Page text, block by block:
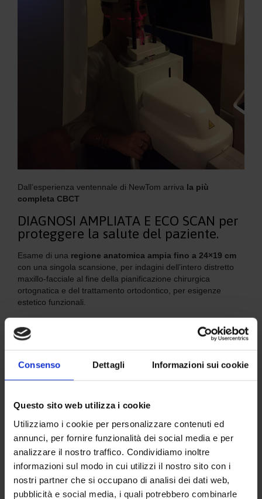
Consenso Dettagli Informazioni sui cookie
Questo sito web utilizza i cookie
Utilizziamo i cookie per personalizzare contenuti ed
annunci, per fornire funzionalità dei social media e per
analizzare il nostro traffico. Condividiamo inoltre
informazioni sul modo in cui utilizzi il nostro sito con i
nostri partner che si occupano di analisi dei dati web,
pubblicità e social media, i quali potrebbero combinarle
Dall’esperienza ventennale di NewTom arriva la più
completa CBCT
DIAGNOSI AMPLIATA E ECO SCAN per
proteggere la salute del paziente.
Esame di una regione anatomica ampia fino a 24×19 cm
con una singola scansione, per indagini dell’intero distretto
maxillo-facciale al fine della pianificazione chirurgica
ortognatica e del trattamento ortodontico, per esigenze
estetico funzionali.
siti implantari. Le immagini ottenute da un volume 3D
possono mostrare patologie potenziali e anomalie strutturali
influenzano la scelta del tipo di impianto che dovrà essere
nonché le considerazioni sulla velocità del processo di
osteointegrazione e possibili rigetti.
Lo specialista che si occupa di endodonzia e periodonzia,
per eseguire procedure come il trattamento di un dente